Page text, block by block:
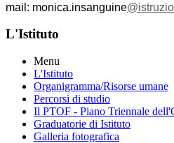
mail: monica.insanguine
L'Istituto
Menu
L'Istituto
Organigramma/Risorse umane
Percorsi di studio
Il PTOF - Piano Triennale
Graduatorie di Istituto
Galleria fotografica